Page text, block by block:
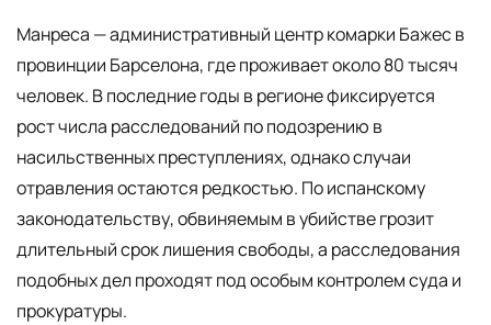
Манреса — административный центр комарки Бажес в
провинции Барселона, где проживает около 80 тысяч
человек. В последние годы в регионе фиксируется
рост числа расследований по подозрению в
насильственных преступлениях, однако случаи
отравления остаются редкостью. По испанскому
законодательству, обвиняемым в убийстве грозит
длительный срок лишения свободы, а расследования
подобных дел проходят под особым контролем суда и
прокуратуры.